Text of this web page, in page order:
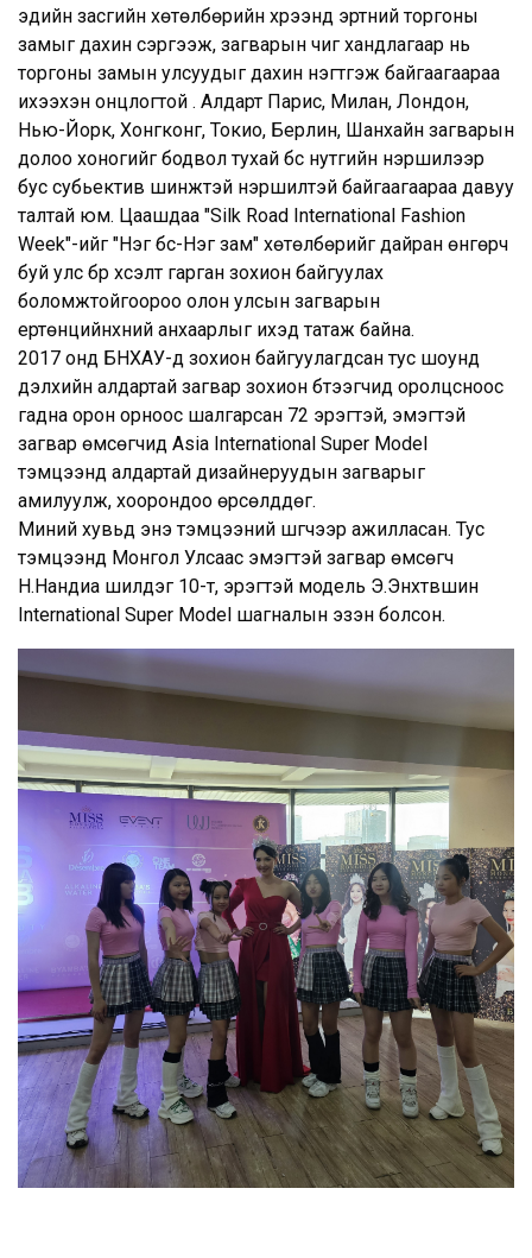
эдийн засгийн хөтөлбөрийн хүрээнд эртний торгоны
замыг дахин сэргээж, загварын чиг хандлагаар нь
торгоны замын улсуудыг дахин нэгтгэж байгаагаараа
ихээхэн онцлогтой . Алдарт Парис, Милан, Лондон,
Нью-Йорк, Хонгконг, Токио, Берлин, Шанхайн загварын
долоо хоногийг бодвол тухай бүс нутгийн нэршилээр
бус субьектив шинжтэй нэршилтэй байгаагаараа давуу
талтай юм. Цаашдаа "Silk Road International Fashion
Week"-ийг "Нэг бүс-Нэг зам" хөтөлбөрийг дайран өнгөрч
буй улс бүр хүсэлт гарган зохион байгуулах
боломжтойгоороо олон улсын загварын
ертөнцийнхний анхаарлыг ихэд татаж байна.
2017 онд БНХАУ-д зохион байгуулагдсан тус шоунд
дэлхийн алдартай загвар зохион бүтээгчид оролцсноос
гадна орон орноос шалгарсан 72 эрэгтэй, эмэгтэй
загвар өмсөгчид Asia International Super Model
тэмцээнд алдартай дизайнеруудын загварыг
амилуулж, хоорондоо өрсөлддөг.
Миний хувьд энэ тэмцээний шүүгчээр ажилласан. Тус
тэмцээнд Монгол Улсаас эмэгтэй загвар өмсөгч
Н.Нандиа шилдэг 10-т, эрэгтэй модель Э.Энхтүвшин
International Super Model шагналын эзэн болсон.